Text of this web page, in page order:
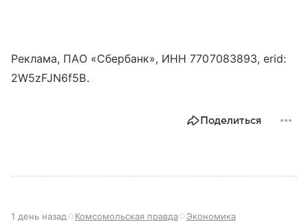
Реклама, ПАО «Сбербанк», ИНН 7707083893, erid:
2W5zFJN6f5B.
Поделиться
1 день назад Комсомольская правда Экономика